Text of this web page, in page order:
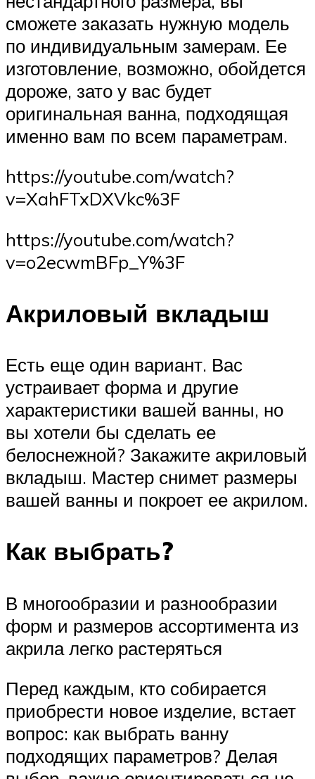
сможете заказать нужную модель
по индивидуальным замерам. Ее
изготовление, возможно, обойдется
дороже, зато у вас будет
оригинальная ванна, подходящая
именно вам по всем параметрам.
https://youtube.com/watch?
v=XahFTxDXVkc%3F
https://youtube.com/watch?
v=o2ecwmBFp_Y%3F
Акриловый вкладыш
Есть еще один вариант. Вас
устраивает форма и другие
характеристики вашей ванны, но
вы хотели бы сделать ее
белоснежной? Закажите акриловый
вкладыш. Мастер снимет размеры
вашей ванны и покроет ее акрилом.
Как выбрать?
В многообразии и разнообразии
форм и размеров ассортимента из
акрила легко растеряться
Перед каждым, кто собирается
приобрести новое изделие, встает
вопрос: как выбрать ванну
подходящих параметров? Делая